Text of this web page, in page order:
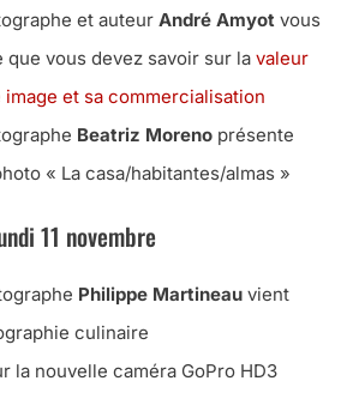
et auteur André Amyot vous
que vous devez savoir sur la valeur
image et sa commercialisation
Beatriz Moreno présente
« La casa/habitantes/almas »
11 novembre
Philippe Martineau vient
culinaire
la nouvelle caméra GoPro HD3